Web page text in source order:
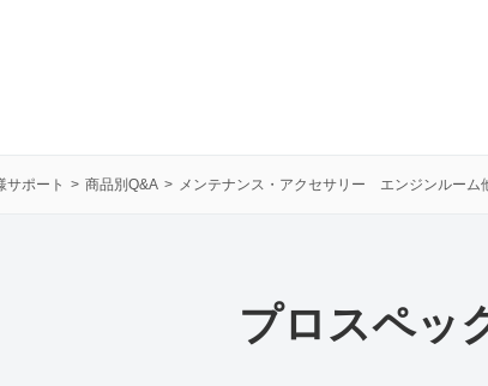
サポート 商品別Q&A メンテナンス・アクセサリー エンジンルーム
プロスペッ